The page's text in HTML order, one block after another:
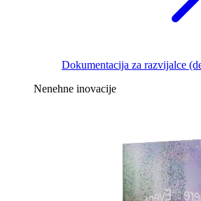
Dokumentacija za razvijalce
Nenehne inovacije